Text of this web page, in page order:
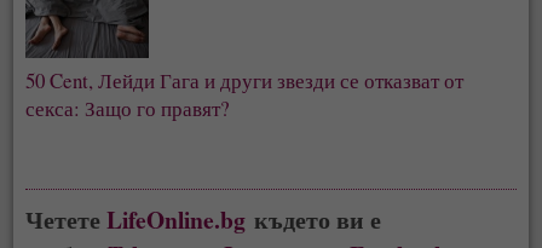
50 Cent, Лейди Гага и други звезди се отказват от
секса: Защо го правят?
ЧететеLifeOnline.bg където ви е